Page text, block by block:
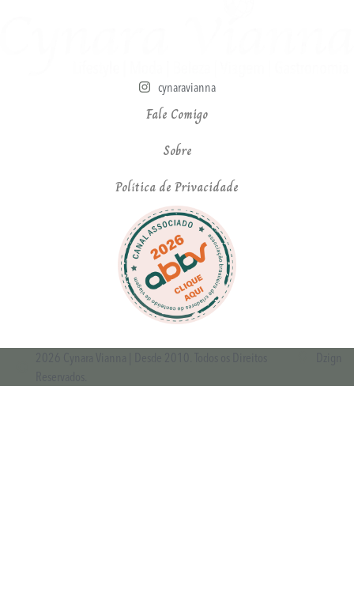
cynaravianna
Fale Comigo
Sobre
Política de Privacidade